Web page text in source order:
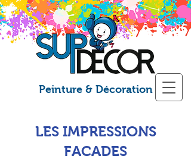
Peinture & Décoration
LES IMPRESSIONS
FACADES